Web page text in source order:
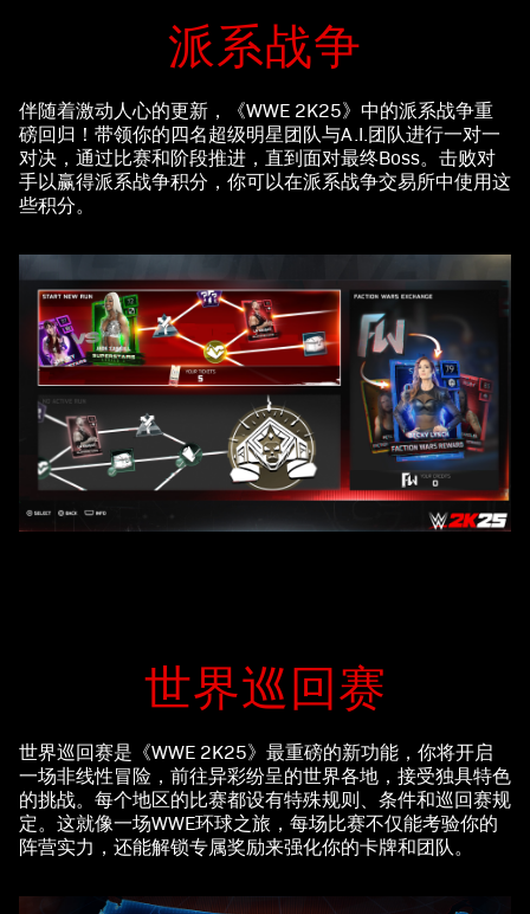
派系战争
伴随着激动人心的更新，《WWE 2K25》中的派系战争重
磅回归！带领你的四名超级明星团队与A.I.团队进行一对一
对决，通过比赛和阶段推进，直到面对最终Boss。击败对
手以赢得派系战争积分，你可以在派系战争交易所中使用这
些积分。
世界巡回赛
世界巡回赛是《WWE 2K25》最重磅的新功能，你将开启
一场非线性冒险，前往异彩纷呈的世界各地，接受独具特色
的挑战。每个地区的比赛都设有特殊规则、条件和巡回赛规
定。这就像一场WWE环球之旅，每场比赛不仅能考验你的
阵营实力，还能解锁专属奖励来强化你的卡牌和团队。